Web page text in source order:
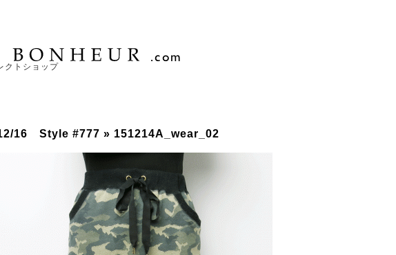
クトショップ
16 Style #777 » 151214A_wear_02